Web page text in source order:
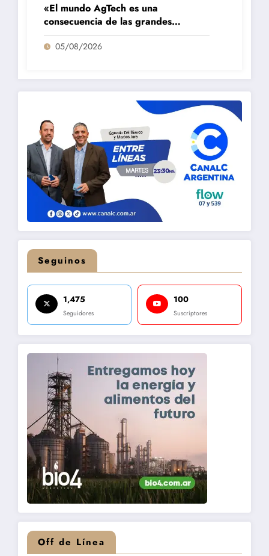
«El mundo AgTech es una
consecuencia de las grandes
fortalezas que tenemos en la región»
05/08/2026
Seguinos
1,475
Seguidores
100
Suscriptores
Off de Línea